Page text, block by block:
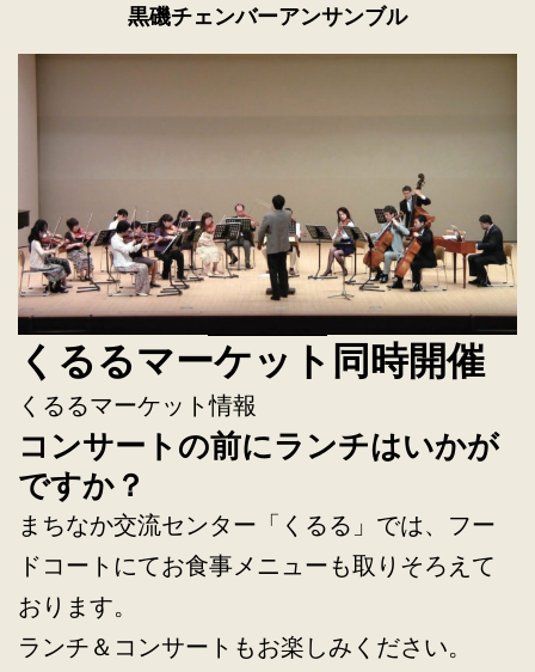
黒磯チェンバーアンサンブル
くるるマーケット同時開催
くるるマーケット情報
コンサートの前にランチはいかが
ですか？
まちなか交流センター「くるる」では、フー
ドコートにてお食事メニューも取りそろえて
おります。
ランチ＆コンサートもお楽しみください。